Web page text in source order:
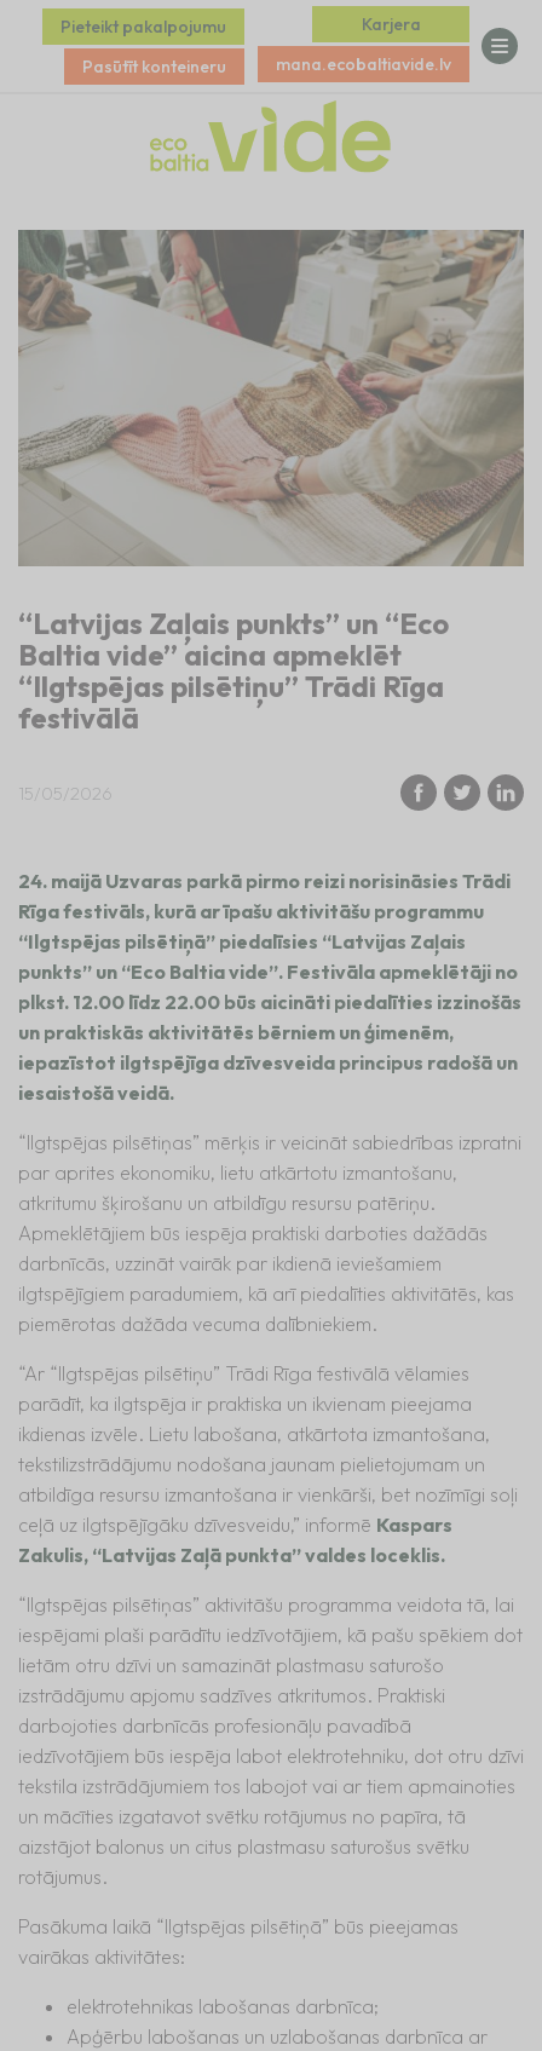
Pieteikt pakalpojumu
Pasūtīt konteineru
Karjera
mana.ecobaltiavide.lv
“Latvijas Zaļais punkts” un “Eco
Baltia vide” aicina apmeklēt
“Ilgtspējas pilsētiņu” Trādi Rīga
festivālā
15/05/2026
24. maijā Uzvaras parkā pirmo reizi norisināsies Trādi
Rīga festivāls, kurā ar īpašu aktivitāšu programmu
“Ilgtspējas pilsētiņā” piedalīsies “Latvijas Zaļais
punkts” un “Eco Baltia vide”. Festivāla apmeklētāji no
plkst. 12.00 līdz 22.00 būs aicināti piedalīties izzinošās
un praktiskās aktivitātēs bērniem un ģimenēm,
iepazīstot ilgtspējīga dzīvesveida principus radošā un
iesaistošā veidā.
“Ilgtspējas pilsētiņas” mērķis ir veicināt sabiedrības izpratni
par aprites ekonomiku, lietu atkārtotu izmantošanu,
atkritumu šķirošanu un atbildīgu resursu patēriņu.
Apmeklētājiem būs iespēja praktiski darboties dažādās
darbnīcās, uzzināt vairāk par ikdienā ieviešamiem
ilgtspējīgiem paradumiem, kā arī piedalīties aktivitātēs, kas
piemērotas dažāda vecuma dalībniekiem.
“Ar “Ilgtspējas pilsētiņu” Trādi Rīga festivālā vēlamies
parādīt, ka ilgtspēja ir praktiska un ikvienam pieejama
ikdienas izvēle. Lietu labošana, atkārtota izmantošana,
tekstilizstrādājumu nodošana jaunam pielietojumam un
atbildīga resursu izmantošana ir vienkārši, bet nozīmīgi soļi
ceļā uz ilgtspējīgāku dzīvesveidu,” informē Kaspars
Zakulis, “Latvijas Zaļā punkta” valdes loceklis.
“Ilgtspējas pilsētiņas” aktivitāšu programma veidota tā, lai
iespējami plaši parādītu iedzīvotājiem, kā pašu spēkiem dot
lietām otru dzīvi un samazināt plastmasu saturošo
izstrādājumu apjomu sadzīves atkritumos. Praktiski
darbojoties darbnīcās profesionāļu pavadībā
iedzīvotājiem būs iespēja labot elektrotehniku, dot otru dzīvi
tekstila izstrādājumiem tos labojot vai ar tiem apmainoties
un mācīties izgatavot svētku rotājumus no papīra, tā
aizstājot balonus un citus plastmasu saturošus svētku
rotājumus.
Pasākuma laikā “Ilgtspējas pilsētiņā” būs pieejamas
vairākas aktivitātes:
elektrotehnikas labošanas darbnīca;
Apģērbu labošanas un uzlabošanas darbnīca ar